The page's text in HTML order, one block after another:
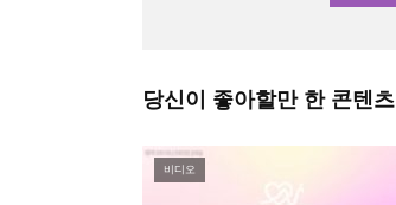
당신이 좋아할만 한 콘텐츠
비디오